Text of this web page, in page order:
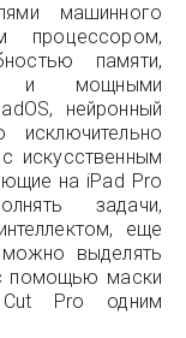
машинного
процессором,
памяти,
и мощными
нейронный
искусственным
на iPad Pro
задачи,
еще
выделять
помощью маски
Pro одним